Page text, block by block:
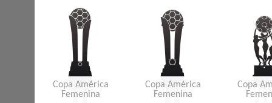
Copa América
Femenina
Copa América
Femenina
Copa